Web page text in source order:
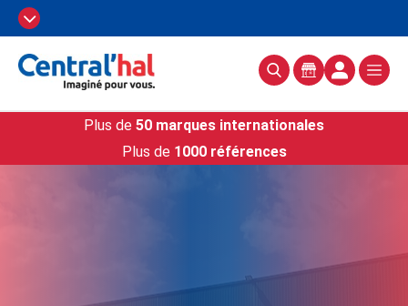
Plus de 50 marques internationales
Plus de 1000 références